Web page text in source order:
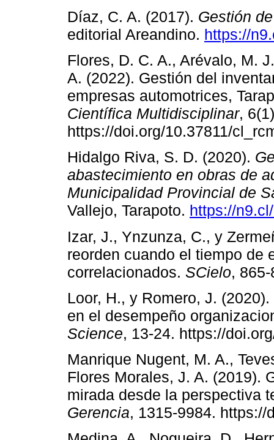
Díaz, C. A. (2017). Gestión
editorial Areandino. https://
Flores, D. C. A., Arévalo, M.
A. (2022). Gestión del
empresas automotrices,
Científica Multidisciplinar,
https://doi.org/10.37811/
Hidalgo Riva, S. D. (2020).
abastecimiento en obras de
Municipalidad Provincial de
Vallejo, Tarapoto. https://
Izar, J., Ynzunza, C., y
reorden cuando el tiempo de
correlacionados. SCielo,
Loor, H., y Romero, J.
en el desempeño
Science, 13-24. https://
Manrique Nugent, M. A.,
Flores Morales, J. A. (2019).
mirada desde la perspectiva
Gerencia, 1315-9984.